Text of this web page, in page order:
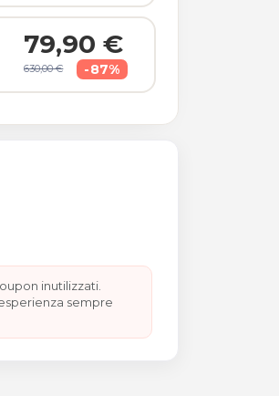
79,90 €
630,00 € -87%
inutilizzati.
sempre